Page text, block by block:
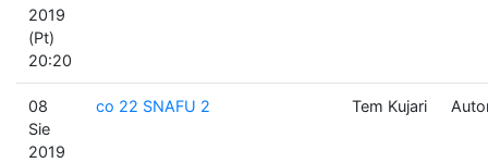
2019
(Pt)
20:20
08
Sie
2019
co 22 SNAFU 2 Tem Kujari